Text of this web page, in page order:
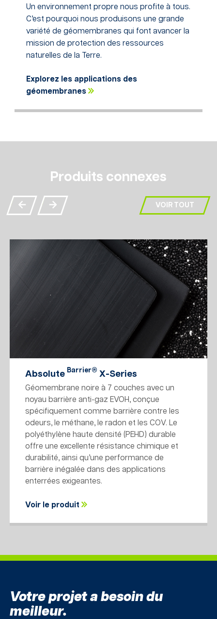
Un environnement propre nous profite à tous.
C’est pourquoi nous produisons une grande
variété de géomembranes qui font avancer la
mission de protection des ressources
naturelles de la Terre.
Explorez les applications des
géomembranes
Produits connexes
VOIR TOUT
Absolute Barrier® X-Series
Géomembrane noire à 7 couches avec un
noyau barrière anti-gaz EVOH, conçue
spécifiquement comme barrière contre les
odeurs, le méthane, le radon et les COV. Le
polyéthylène haute densité (PEHD) durable
offre une excellente résistance chimique et
durabilité, ainsi qu’une performance de
barrière inégalée dans des applications
enterrées exigeantes.
Voir le produit
Votre projet a besoin du
meilleur.